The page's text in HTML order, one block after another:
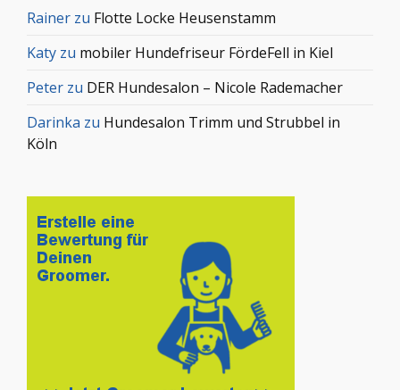
Rainer zu Flotte Locke Heusenstamm
Katy zu mobiler Hundefriseur FördeFell in Kiel
Peter zu DER Hundesalon – Nicole Rademacher
Darinka zu Hundesalon Trimm und Strubbel in
Köln